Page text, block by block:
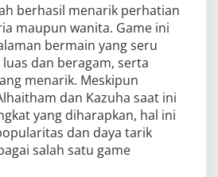
berhasil menarik perhatian
maupun wanita. Game ini
bermain yang seru
dan beragam, serta
menarik. Meskipun
dan Kazuha saat ini
yang diharapkan, hal ini
dan daya tarik
salah satu game